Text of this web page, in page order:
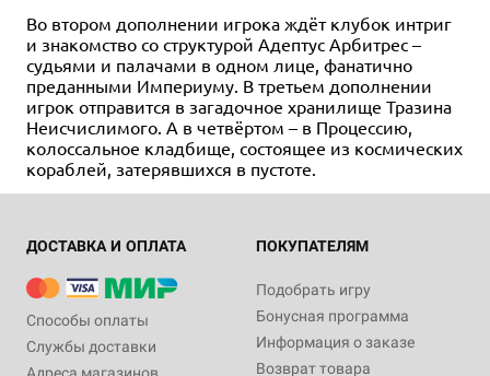
Во втором дополнении игрока ждёт клубок интриг
и знакомство со структурой Адептус Арбитрес –
судьями и палачами в одном лице, фанатично
преданными Империуму. В третьем дополнении
игрок отправится в загадочное хранилище Тразина
Неисчислимого. А в четвёртом – в Процессию,
колоссальное кладбище, состоящее из космических
кораблей, затерявшихся в пустоте.
ДОСТАВКА И ОПЛАТА
Способы оплаты
Службы доставки
Адреса магазинов
ПОКУПАТЕЛЯМ
Подобрать игру
Бонусная программа
Информация о заказе
Возврат товара